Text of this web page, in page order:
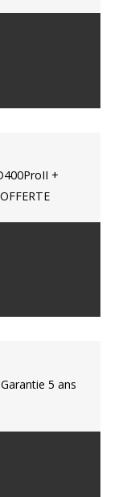
+
5 ans